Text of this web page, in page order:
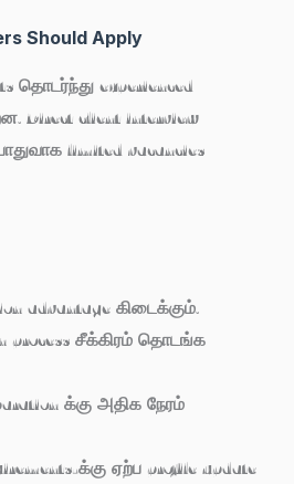
Should Apply
தொடர்ந்து experienced
Direct client interview
limited vacancies
advantage கிடைக்கும்.
process சீக்கிரம் தொடங்க
க்கு அதிக நேரம்
க்கு ஏற்ப profile update